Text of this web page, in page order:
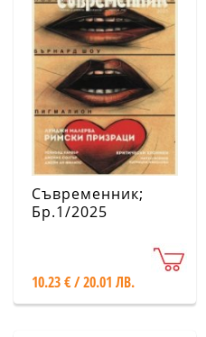
Съвременник;
Бр.1/2025
10.23 € / 20.01 ЛВ.